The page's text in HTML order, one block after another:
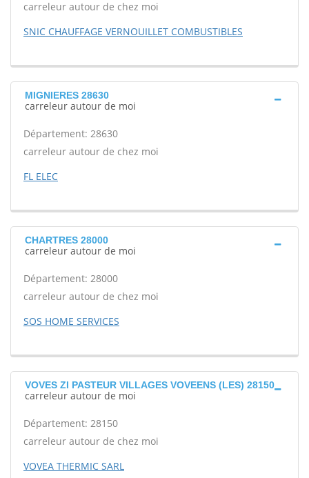
carreleur autour de chez moi
SNIC CHAUFFAGE VERNOUILLET COMBUSTIBLES
MIGNIERES 28630
carreleur autour de moi
Département: 28630
carreleur autour de chez moi
FL ELEC
CHARTRES 28000
carreleur autour de moi
Département: 28000
carreleur autour de chez moi
SOS HOME SERVICES
VOVES ZI PASTEUR VILLAGES VOVEENS (LES) 28150
carreleur autour de moi
Département: 28150
carreleur autour de chez moi
VOVEA THERMIC SARL